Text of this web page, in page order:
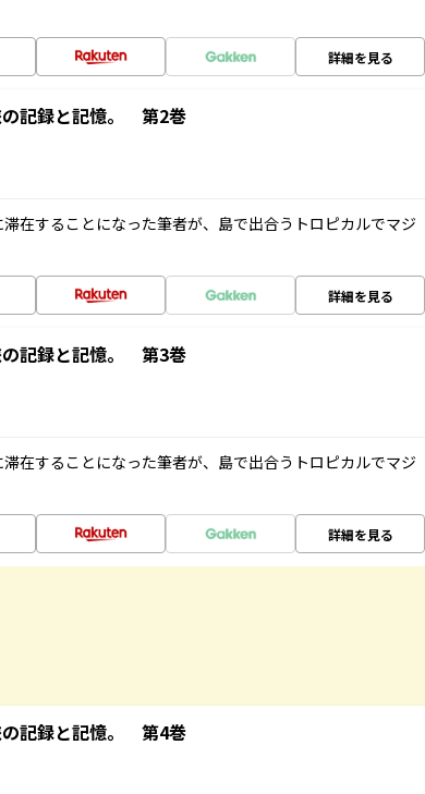
詳細を見る
記録と記憶。 第2巻
在することになった筆者が、島で出合うトロピカルでマジ
詳細を見る
記録と記憶。 第3巻
在することになった筆者が、島で出合うトロピカルでマジ
詳細を見る
記録と記憶。 第4巻